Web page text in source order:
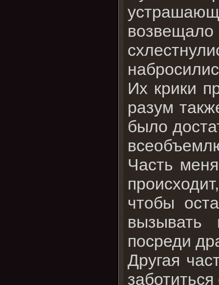
Их крики
разум
было
Часть
чтобы
посреди
Другая